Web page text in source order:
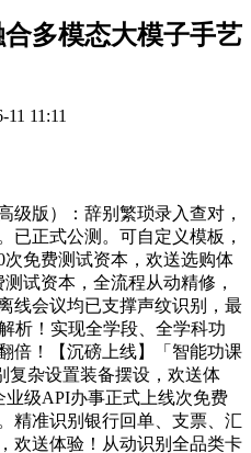
多模态大模子手艺
11 11:11
版）：辞别繁琐录入查对，
已正式公测。可自定义模板，
免费测试资本，欢送选购体
试资本，全流程从动精修，
线会议均已支撑声纹识别，最
析！实现全学段、全学科功
倍！【沉磅上线】「智能功课
复杂设置装备摆设，欢送体
业级API办事正式上线次免费
精准识别银行回单、支票、汇
欢送体验！从动识别全品类卡